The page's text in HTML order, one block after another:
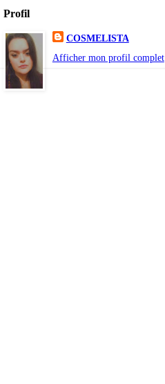
Profil
COSMELISTA
Afficher mon profil complet